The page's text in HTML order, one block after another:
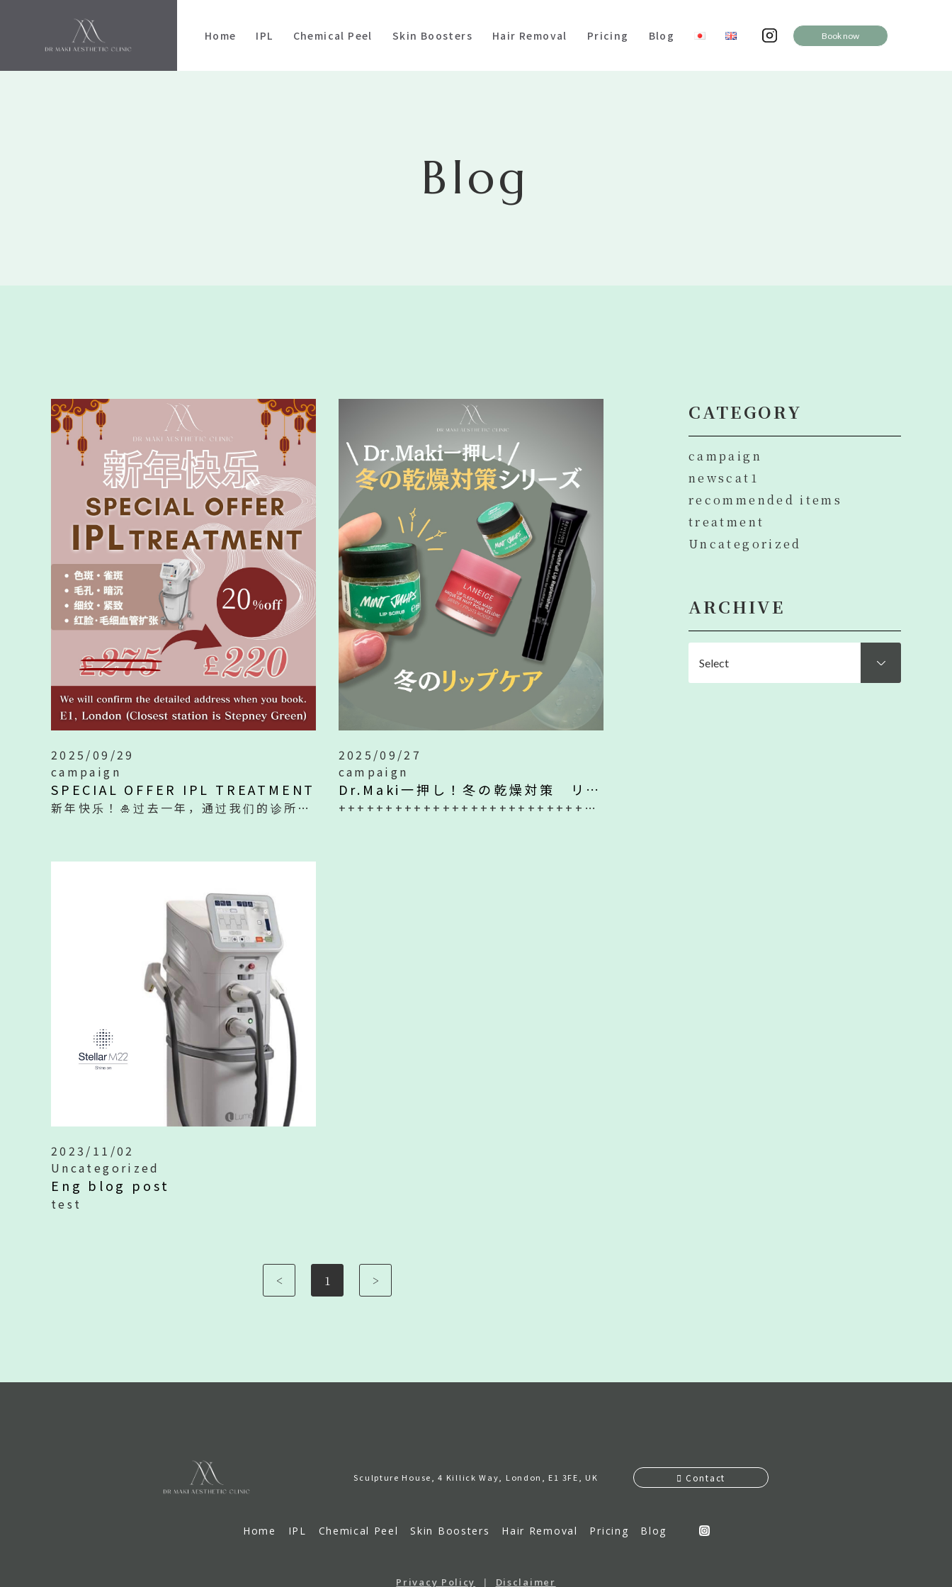
Home IPL Chemical Peel Skin Boosters Hair Removal Pricing Blog Book now
Blog
2025/09/29
campaign
SPECIAL OFFER IPL TREATMENT
新年快乐！🎍过去一年，通过我们的诊所有幸结识了许多出色的客人，由衷地感谢大家的支持✨新的一年也请多多关照！ 💝 为了表达感激之情，我们正在进行新年特别活动！ 报名请通过电子邮件联系我们📩
2025/09/27
campaign
Dr.Maki一押し！冬の乾燥対策 リップケア編
++++++++++++++++++++++++++Dr.Maki一押し！冬の乾燥対策 リップケア編++++++++++++++++++++++++++毎日乾燥した日々が続きますが、本日は意外とお手入れを忘れがちなリップケアについて深掘りし、実際に私のリップケアのルーティンと愛用品を紹介しました！ 皆さんは愛用されているリップケアはありますか？よかったらコメントにシェアして頂けると嬉しいです♡ ++++++++++++++++++++++++++Dr. Maki’s Top Pick!Winter Dryness Care: Lip Edition++++++++++++++++++++++++++ The cold, dry days continue, and today I’ll be diving…
2023/11/02
Uncategorized
Eng blog post
test
< 1 >
CATEGORY
campaign
newscat1
recommended items
treatment
Uncategorized
ARCHIVE
Sculpture House, 4 Killick Way, London, E1 3FE, UK Contact
Home IPL Chemical Peel Skin Boosters Hair Removal Pricing Blog
Privacy Policy | Disclaimer